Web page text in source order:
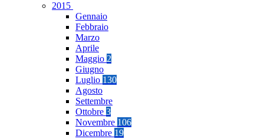
2015
Gennaio
Febbraio
Marzo
Aprile
Maggio 2
Giugno
Luglio 130
Agosto
Settembre
Ottobre 3
Novembre 106
Dicembre 19